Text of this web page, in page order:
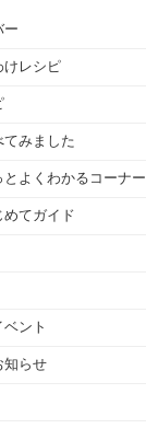
ー
けレシピ
みました
よくわかるコーナー
てガイド
ント
知らせ